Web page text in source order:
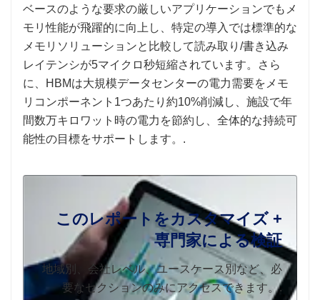
ベースのような要求の厳しいアプリケーションでもメ
モリ性能が飛躍的に向上し、特定の導入では標準的な
メモリソリューションと比較して読み取り/書き込み
レイテンシが5マイクロ秒短縮されています。さら
に、HBMは大規模データセンターの電力需要をメモ
リコンポーネント1つあたり約10%削減し、施設で年
間数万キロワット時の電力を節約し、全体的な持続可
能性の目標をサポートします。.
このレポートをカスタマイズ +
専門家による検証
地域別、会社レベル、ユースケース別など、必
要なセクションのみにアクセスできます。.